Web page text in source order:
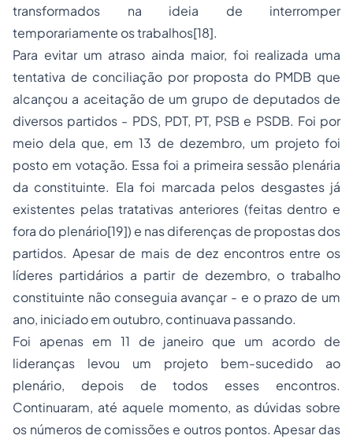
transformados na ideia de interromper
temporariamente os trabalhos[18].
Para evitar um atraso ainda maior, foi realizada uma
tentativa de conciliação por proposta do PMDB que
alcançou a aceitação de um grupo de deputados de
diversos partidos - PDS, PDT, PT, PSB e PSDB. Foi por
meio dela que, em 13 de dezembro, um projeto foi
posto em votação. Essa foi a primeira sessão plenária
da constituinte. Ela foi marcada pelos desgastes já
existentes pelas tratativas anteriores (feitas dentro e
fora do plenário[19]) e nas diferenças de propostas dos
partidos. Apesar de mais de dez encontros entre os
líderes partidários a partir de dezembro, o trabalho
constituinte não conseguia avançar - e o prazo de um
ano, iniciado em outubro, continuava passando.
Foi apenas em 11 de janeiro que um acordo de
lideranças levou um projeto bem-sucedido ao
plenário, depois de todos esses encontros.
Continuaram, até aquele momento, as dúvidas sobre
os números de comissões e outros pontos. Apesar das